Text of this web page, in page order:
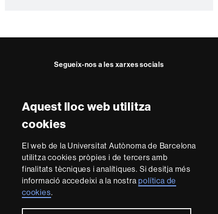
Aquest lloc web utilitza
cookies
El web de la Universitat Autònoma de Barcelona
utilitza cookies pròpies i de tercers amb
finalitats tècniques i analítiques. Si desitja més
informació accedeixi a la nostrapolítica de
cookies.
Segueix-nos a les xarxes socials
FacultatUAB
Reconeixement internacional de l'excel·lència
in
Research
-
Euraxess
Amb el finançament de
Sobre